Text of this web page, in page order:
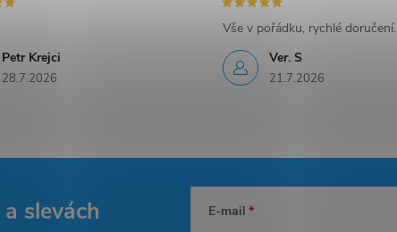
Petr Krejci
28.7.2026
Ver. S
21.7.2026
Vše v pořádku, rychlé doručení.
a slevách E-mail